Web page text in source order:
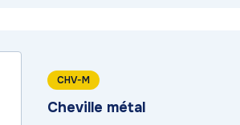
CHV-M
Cheville métal